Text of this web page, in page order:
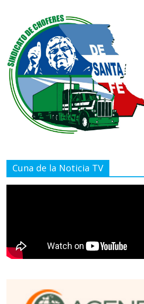
Cuna de la Noticia TV